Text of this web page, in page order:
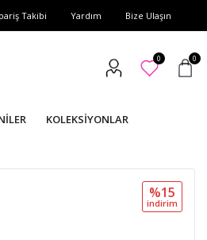
Takibi Yardım Bize Ulaşın
0 0
KOLEKSİYONLAR
%15
i̇ndi̇ri̇m